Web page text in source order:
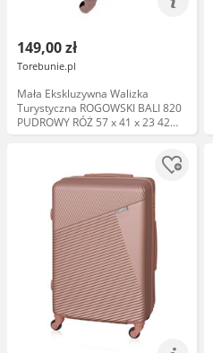
149,00 zł
Torebunie.pl
Mała Ekskluzywna Walizka
Turystyczna ROGOWSKI BALI 820
PUDROWY RÓŻ 57 x 41 x 23 42
litry